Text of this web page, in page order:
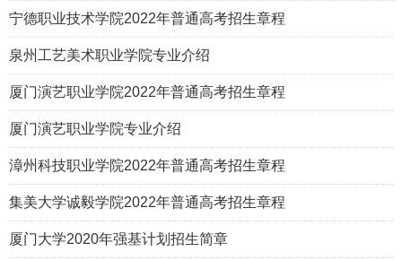
宁德职业技术学院2022年普通高考招生章程
泉州工艺美术职业学院专业介绍
厦门演艺职业学院2022年普通高考招生章程
厦门演艺职业学院专业介绍
漳州科技职业学院2022年普通高考招生章程
集美大学诚毅学院2022年普通高考招生章程
厦门大学2020年强基计划招生简章